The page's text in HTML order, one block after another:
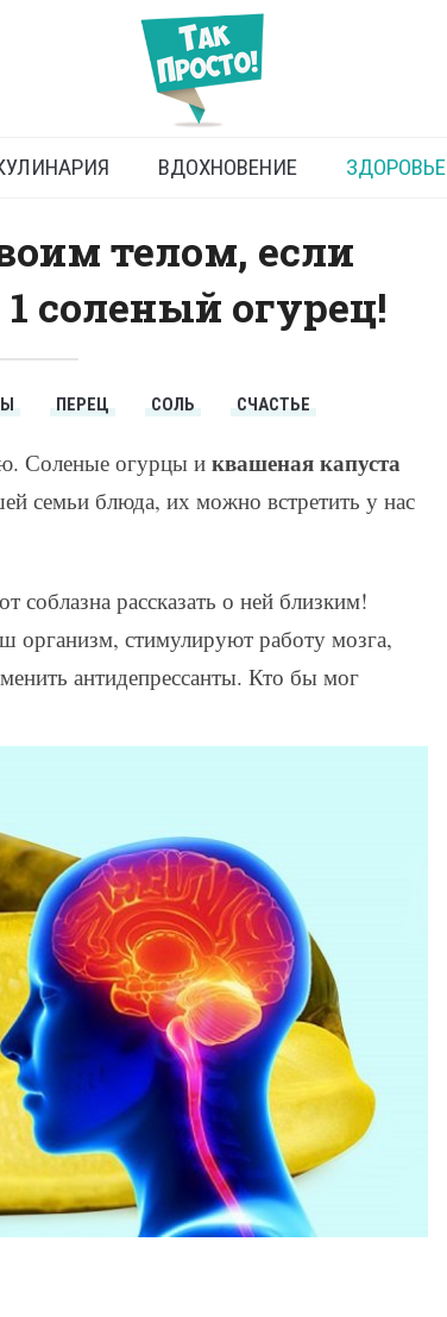
соленья
ВДОХНОВЕНИЕ ЗДОРОВЬЕ
телом, если
соленый огурец!
ПЕРЕЦ СОЛЬ СЧАСТЬЕ
Соленые огурцы иквашеная капуста
семьи блюда, их можно встретить у нас
соблазна рассказать о ней близким!
организм, стимулируют работу мозга,
антидепрессанты. Кто бы мог